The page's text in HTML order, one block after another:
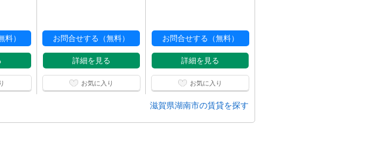
料） お問合せする（無料）
詳細を見る
お気に入り
お問合せする（無料）
詳細を見る
お気に入り
滋賀県湖南市の賃貸を探す